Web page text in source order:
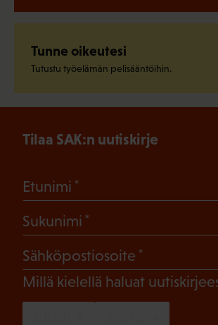
Tunne oikeutesi
Tutustu työelämän pelisääntöihin.
Tilaa SAK:n uutiskirje
Etunimi
Sukunimi
Sähköpostiosoite
Millä kielellä haluat